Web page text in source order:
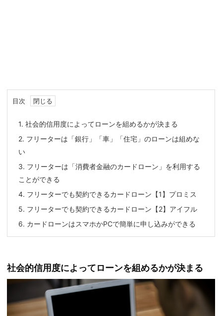
目次
1. 社会的信用度によってローンを組めるかが決まる
2. フリーターは「銀行」「車」「住宅」のローンは組めな
い
3. フリーターは「消費者金融のカードローン」を利用する
ことができる
4. フリーターでも契約できるカードローン【1】プロミス
5. フリーターでも契約できるカードローン【2】アイフル
6. カードローンはスマホかPCで簡単に申し込みができる
社会的信用度によってローンを組めるかが決まる